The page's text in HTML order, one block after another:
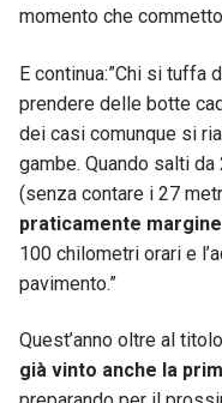
momento che
E continua:”Chi si tuffa
prendere delle botte
dei casi comunque si
gambe. Quando salti
(senza contare i 27
praticamente
100 chilometri orari e
pavimento.”
Quest’anno oltre al
già vinto anche la